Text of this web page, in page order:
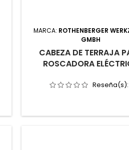
MARCA: ROTHENBERGER
GMBH
CABEZA DE TERRAJA
ROSCADORA
Reseña(s):